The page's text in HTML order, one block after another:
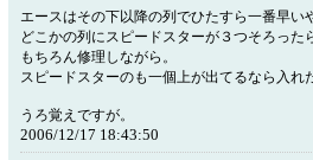
エースはその下以降の列でひたすら一番早い
どこかの列にスピードスターが３つそろった
もちろん修理しながら。
スピードスターのも一個上が出てるなら入れ
うろ覚えですが。
2006/12/17 18:43:50